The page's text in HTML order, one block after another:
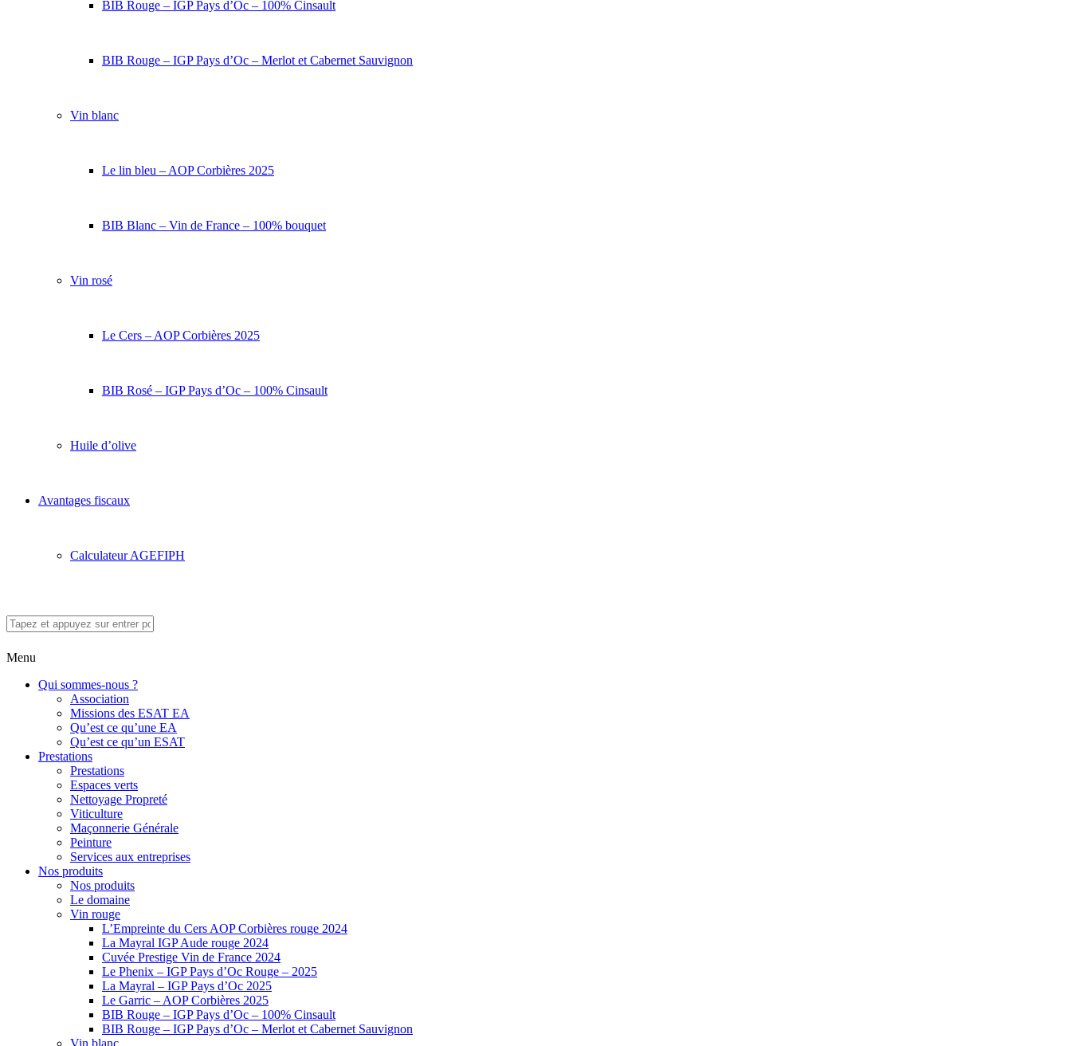
BIB Rouge – IGP Pays d’Oc – 100% Cinsault
BIB Rouge – IGP Pays d’Oc – Merlot et Cabernet Sauvignon
Vin blanc
Le lin bleu – AOP Corbières 2025
BIB Blanc – Vin de France – 100% bouquet
Vin rosé
Le Cers – AOP Corbières 2025
BIB Rosé – IGP Pays d’Oc – 100% Cinsault
Huile d’olive
Avantages fiscaux
Calculateur AGEFIPH
Menu
Qui sommes-nous ?
Association
Missions des ESAT EA
Qu’est ce qu’une EA
Qu’est ce qu’un ESAT
Prestations
Prestations
Espaces verts
Nettoyage Propreté
Viticulture
Maçonnerie Générale
Peinture
Services aux entreprises
Nos produits
Nos produits
Le domaine
Vin rouge
L’Empreinte du Cers AOP Corbières rouge 2024
La Mayral IGP Aude rouge 2024
Cuvée Prestige Vin de France 2024
Le Phenix – IGP Pays d’Oc Rouge – 2025
La Mayral – IGP Pays d’Oc 2025
Le Garric – AOP Corbières 2025
BIB Rouge – IGP Pays d’Oc – 100% Cinsault
BIB Rouge – IGP Pays d’Oc – Merlot et Cabernet Sauvignon
Vin blanc